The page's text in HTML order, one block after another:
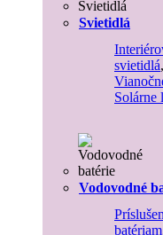
Svietidlá
svietidlá,
Solárne
Vodovodné
batériam